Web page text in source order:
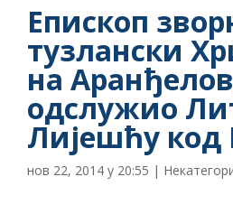
Епископ
тузлански
на
одслужио
Лијешћу код
нов 22, 2014 у 20:55 |